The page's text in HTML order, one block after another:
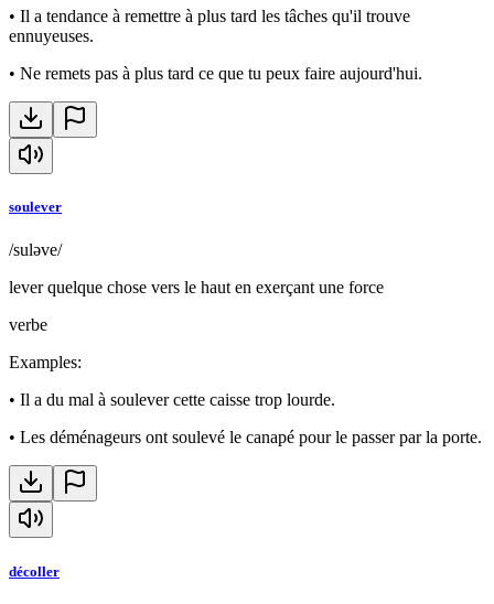
• Il a tendance à remettre à plus tard les tâches qu'il trouve
ennuyeuses.
• Ne remets pas à plus tard ce que tu peux faire aujourd'hui.
soulever
/suləve/
lever quelque chose vers le haut en exerçant une force
verbe
Examples:
• Il a du mal à soulever cette caisse trop lourde.
• Les déménageurs ont soulevé le canapé pour le passer par la porte.
décoller